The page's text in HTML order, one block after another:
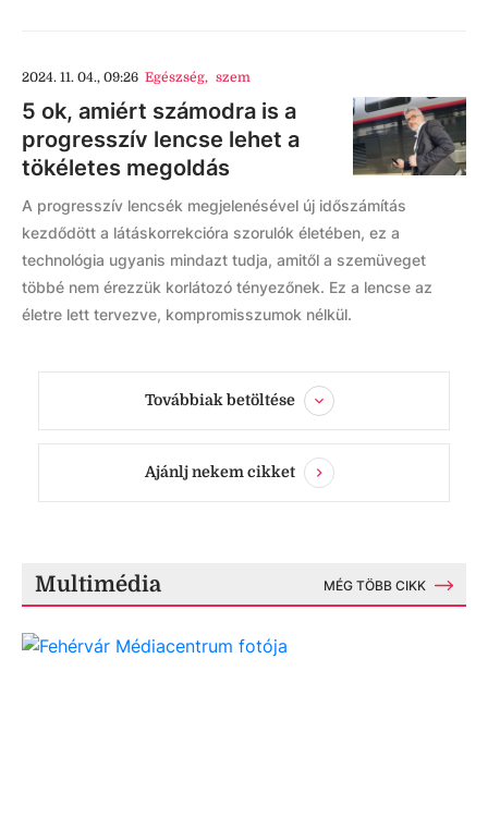
2024. 11. 04., 09:26 Egészség, szem
5 ok, amiért számodra is a
progresszív lencse lehet a
tökéletes megoldás
A progresszív lencsék megjelenésével új időszámítás
kezdődött a látáskorrekcióra szorulók életében, ez a
technológia ugyanis mindazt tudja, amitől a szemüveget
többé nem érezzük korlátozó tényezőnek. Ez a lencse az
életre lett tervezve, kompromisszumok nélkül.
Továbbiak betöltése
Ajánlj nekem cikket
Multimédia MÉG TÖBB CIKK